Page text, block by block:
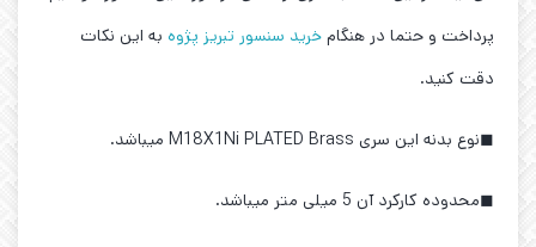
پرداخت و حتما در هنگام خرید سنسور تبریز پژوه به این نکات
دقت کنید.
◼نوع بدنه این سری M18X1Ni PLATED Brass میباشد.
◼محدوده کارکرد آن 5 میلی متر میباشد.